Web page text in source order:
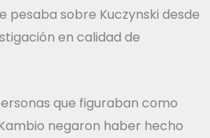
sobre Kuczynski desde
en calidad de
que figuraban como
negaron haber hecho